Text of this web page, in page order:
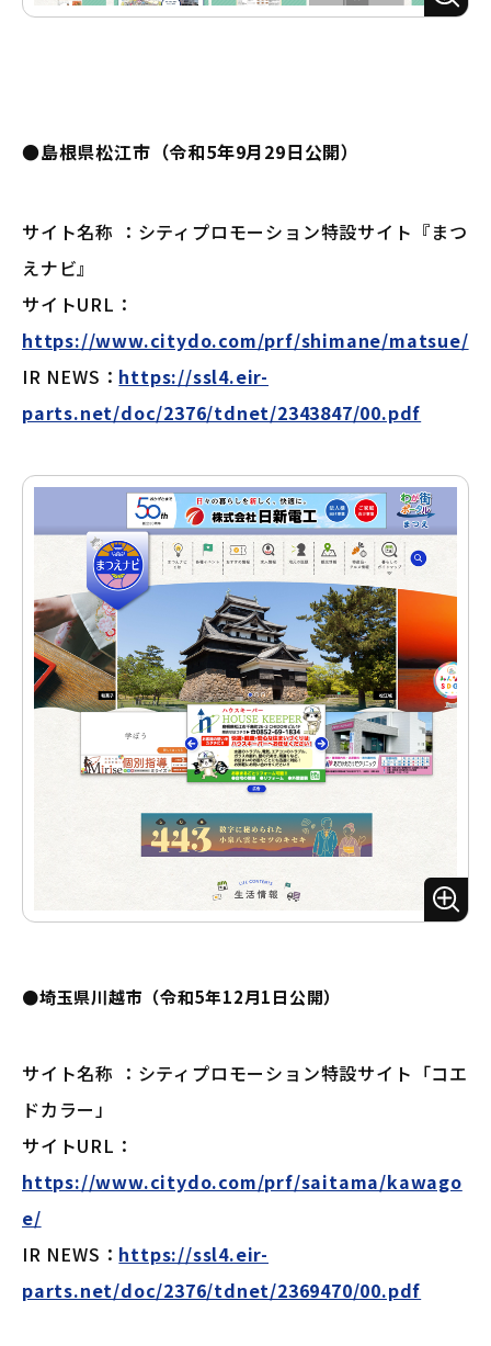
ー
●島根県松江市（令和5年9月29日公開）
サイト名称 ：シティプロモーション特設サイト『まつ
えナビ』
サイトURL：
https://www.citydo.com/prf/shimane/matsue/
IR NEWS： https://ssl4.eir-
parts.net/doc/2376/tdnet/2343847/00.pdf
ズ
ー
●埼玉県川越市（令和5年12月1日公開）
サイト名称 ：シティプロモーション特設サイト「コエ
ドカラー」
サイトURL：
https://www.citydo.com/prf/saitama/kawago
e/
IR NEWS： https://ssl4.eir-
parts.net/doc/2376/tdnet/2369470/00.pdf